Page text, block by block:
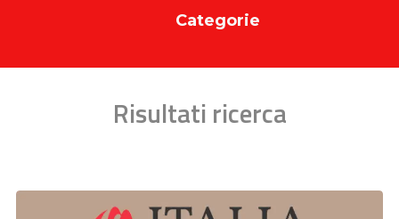
Categorie
Risultati ricerca